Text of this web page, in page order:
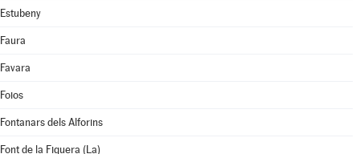
Estubeny
Faura
Favara
Foios
Fontanars dels Alforins
Font de la Figuera (La)